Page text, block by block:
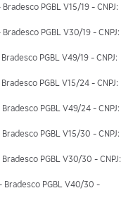
PGBL V15/19 - CNPJ:
PGBL V30/19 - CNPJ:
PGBL V49/19 - CNPJ:
PGBL V15/24 - CNPJ:
PGBL V49/24 - CNPJ:
PGBL V15/30 - CNPJ:
PGBL V30/30 - CNPJ:
Bradesco PGBL V40/30 -